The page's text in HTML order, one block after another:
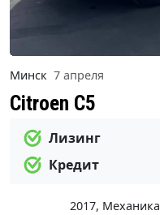
Минск 7 апреля
Citroen C5
Лизинг
Кредит
2017, Механика